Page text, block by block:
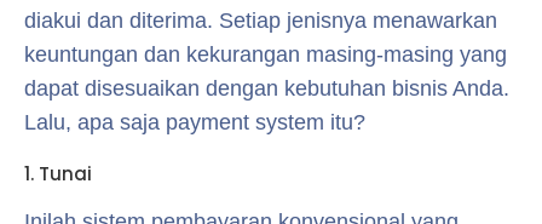
diakui dan diterima. Setiap jenisnya menawarkan
keuntungan dan kekurangan masing-masing yang
dapat disesuaikan dengan kebutuhan bisnis Anda.
Lalu, apa saja payment system itu?
1. Tunai